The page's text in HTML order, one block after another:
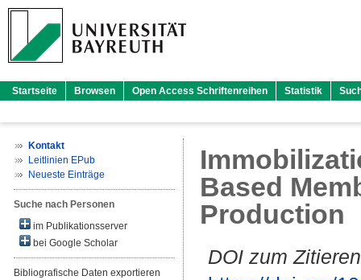
Startseite Browsen Open Access Schriftenreihen Statistik
Kontakt
Leitlinien EPub
Neueste Einträge
Suche nach Personen
im Publikationsserver
bei Google Scholar
Bibliografische Daten exportieren
Based
Production
DOI zum